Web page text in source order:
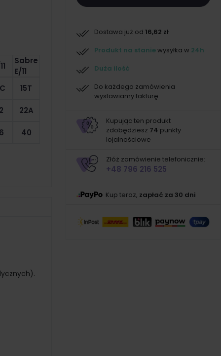
Sabre
E/11
15T
22A
40
Dostawa już od 16,62 zł
Produkt na staniewysyłka w 24h
Duża ilość
Do każdego zamówienia
wystawiamy fakturę
Kupując ten produkt
zdobędziesz 74 punkty
lojalnościowe
Złóż zamówienie telefonicznie:
+48 796 216 525
Kup teraz, zapłać za 30 dni